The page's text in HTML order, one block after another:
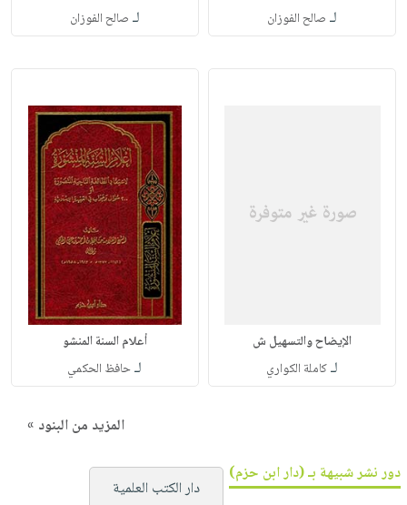
لـ صالح الفوزان لـ صالح الفوزان
الإيضاح والتسهيل ش
لـكاملة الكواري
أعلام السنة المنشو
لـحافظ الحكمي
المزيد من البنود »
دور نشر شبيهة بـ (دار ابن حزم)
دار الكتب العلمية